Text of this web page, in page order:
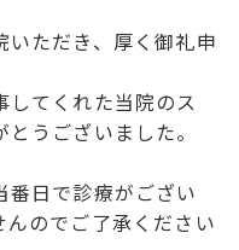
いただき、厚く御礼申
してくれた当院のス
うございました。
番日で診療がござい
んのでご了承ください